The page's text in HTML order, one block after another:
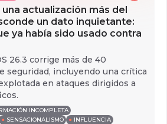
actualización más del
un dato inquietante:
ya había sido usado contra
26.3 corrige más de 40
seguridad, incluyendo una crítica
en ataques dirigidos a
INCOMPLETA
● SENSACIONALISMO ● INFLUENCIA